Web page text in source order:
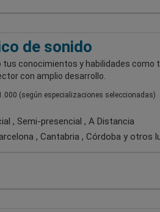
de sonido
tus conocimientos y habilidades como
con amplio desarrollo.
(según especializaciones seleccionadas)
, Semi-presencial , A Distancia
, Cantabria , Córdoba y otros